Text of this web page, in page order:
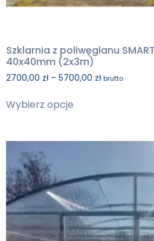
Szklarnia z poliwęglanu
40x40mm (2x3m)
2700,00 zł – 5700,00 zł brutto
Wybierz opcje